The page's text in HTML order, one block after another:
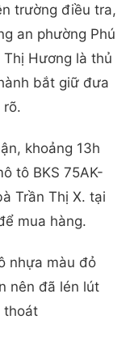
trường điều tra,
an phường Phú
Hương là thủ
bắt giữ đưa
rõ.
khoảng 13h
tô BKS 75AK-
Trần Thị X. tại
mua hàng.
nhựa màu đỏ
nên đã lén lút
thoát